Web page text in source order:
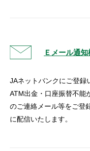
Ｅメール通
JAネットバンクにご登録
ATM出金・口座振替不能
のご連絡メール等をご登
に配信いたします。